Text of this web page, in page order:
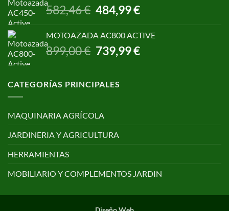
650,00 €.
499,00 €.
582,46€
El
precio
era:
582,46 €.
484,99€El
es:
484,99 €.
MOTOAZADA AC800 ACTIVE
899,00€ El
precio
era:
739,99€El
CATEGORÍAS PRINCIPALES
MAQUINARIA AGRÍCOLA
JARDINERIA Y AGRICULTURA
HERRAMIENTAS
MOBILIARIO Y COMPLEMENTOS JARDIN